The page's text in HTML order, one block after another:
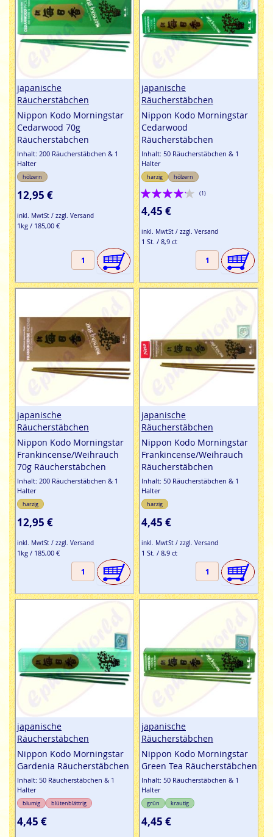
japanische
Räucherstäbchen
Nippon Kodo Morningstar
Cedarwood 70g
Räucherstäbchen
Inhalt: 200 Räucherstäbchen & 1
Halter
hölzern
12,95 €
inkl. MwtSt / zzgl. Versand
1kg / 185,00 €
japanische
Räucherstäbchen
Nippon Kodo Morningstar
Cedarwood
Räucherstäbchen
Inhalt: 50 Räucherstäbchen & 1
Halter
harzig hölzern
Bewertung:
80%
(1)
4,45 €
inkl. MwtSt / zzgl. Versand
1 St. / 8,9 ct
japanische
Räucherstäbchen
Nippon Kodo Morningstar
Frankincense/Weihrauch
70g Räucherstäbchen
Inhalt: 200 Räucherstäbchen & 1
Halter
harzig
12,95 €
inkl. MwtSt / zzgl. Versand
1kg / 185,00 €
japanische
Räucherstäbchen
Nippon Kodo Morningstar
Frankincense/Weihrauch
Räucherstäbchen
Inhalt: 50 Räucherstäbchen & 1
Halter
harzig
4,45 €
inkl. MwtSt / zzgl. Versand
1 St. / 8,9 ct
japanische
Räucherstäbchen
Nippon Kodo Morningstar
Gardenia Räucherstäbchen
Inhalt: 50 Räucherstäbchen & 1
Halter
blumig blütenblättrig
4,45 €
japanische
Räucherstäbchen
Nippon Kodo Morningstar
Green Tea Räucherstäbchen
Inhalt: 50 Räucherstäbchen & 1
Halter
grün krautig
4,45 €